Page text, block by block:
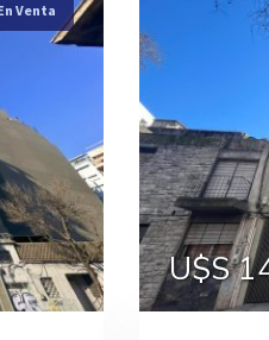
Venta
U$S
En Venta
U$S
En Venta
U$S